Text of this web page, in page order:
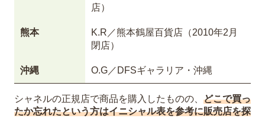
店）
熊本
K.R／熊本鶴屋百貨店（2010年2月
閉店）
沖縄 O.G／DFSギャラリア・沖縄
シャネルの正規店で商品を購入したものの、 どこで買っ
たか忘れたという方はイニシャル表を参考に販売店を探